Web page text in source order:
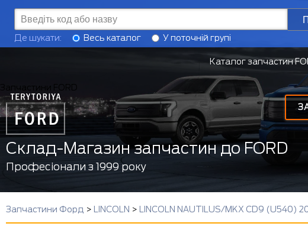
Де шукати: Весь каталог У поточній групі
Каталог запчастин
Склад-Магазин запчастин до FORD
Професіонали з 1999 року
Запчастини Форд > LINCOLN > LINCOLN NAUTILUS/MKX CD9 (U540)